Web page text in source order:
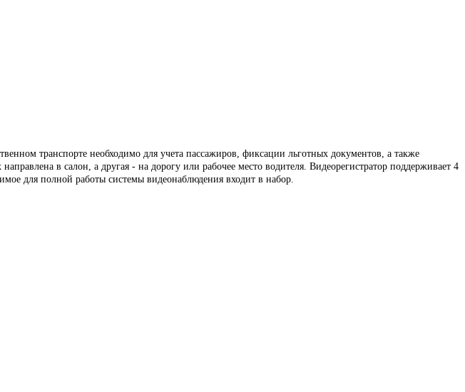
транспорте необходимо для учета пассажиров, фиксации льготных документов, а также
в салон, а другая - на дорогу или рабочее место водителя. Видеорегистратор поддерживает 4
для полной работы системы видеонаблюдения входит в набор.